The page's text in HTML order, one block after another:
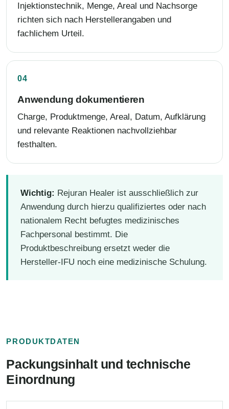
Injektionstechnik, Menge, Areal und Nachsorge
richten sich nach Herstellerangaben und
fachlichem Urteil.
Anwendung dokumentieren
Charge, Produktmenge, Areal, Datum, Aufklärung
und relevante Reaktionen nachvollziehbar
festhalten.
Wichtig: Rejuran Healer ist ausschließlich zur
Anwendung durch hierzu qualifiziertes oder nach
nationalem Recht befugtes medizinisches
Fachpersonal bestimmt. Die
Produktbeschreibung ersetzt weder die
Hersteller-IFU noch eine medizinische Schulung.
PRODUKTDATEN
Packungsinhalt und technische
Einordnung